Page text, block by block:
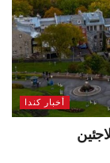
أخبار كندا